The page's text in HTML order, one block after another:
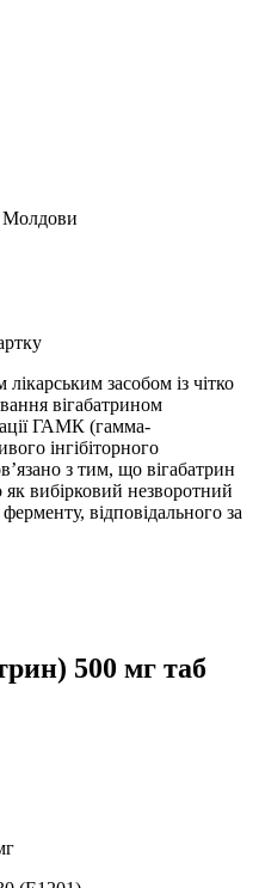
Молдови
засобом із чітко
вігабатрином
ГАМК (гамма-
інгібіторного
з тим, що вігабатрин
вибірковий незворотний
відповідального за
500 мг таб